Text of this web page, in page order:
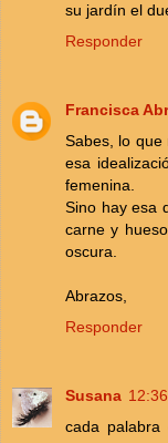
su jardín el
Responder
Francisca
Sabes, lo
esa
femenina.
Sino hay esa
carne y
oscura.
Abrazos,
Responder
Susana
cada palabra